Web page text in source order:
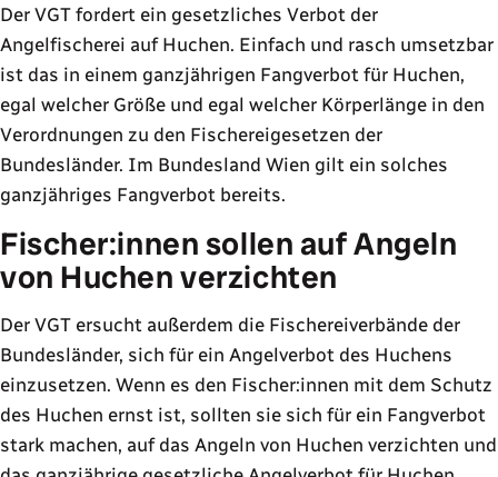
Der VGT fordert ein gesetzliches Verbot der
Angelfischerei auf Huchen. Einfach und rasch umsetzbar
ist das in einem ganzjährigen Fangverbot für Huchen,
egal welcher Größe und egal welcher Körperlänge in den
Verordnungen zu den Fischereigesetzen der
Bundesländer. Im Bundesland Wien gilt ein solches
ganzjähriges Fangverbot bereits.
Fischer:innen sollen auf Angeln
von Huchen verzichten
Der VGT ersucht außerdem die Fischereiverbände der
Bundesländer, sich für ein Angelverbot des Huchens
einzusetzen. Wenn es den Fischer:innen mit dem Schutz
des Huchen ernst ist, sollten sie sich für ein Fangverbot
stark machen, auf das Angeln von Huchen verzichten und